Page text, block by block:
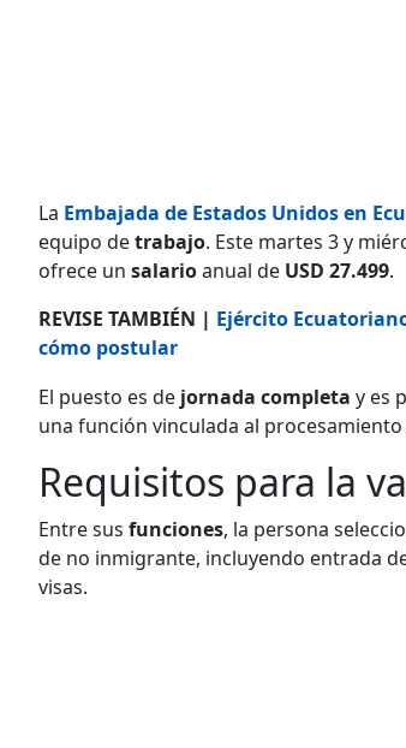
La Embajada de Estados Unidos en
equipo detrabajo. Este martes 3 y
ofrece un salarioanual de USD 27.499.
REVISE TAMBIÉN | Ejército
cómo postular
El puesto es de jornada completa y es
una función vinculada al
Requisitos para la
Entre sus funciones, la persona
de no inmigrante, incluyendo entrada
visas.